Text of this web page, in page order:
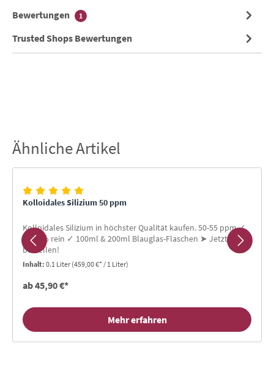
Bewertungen
1
Trusted Shops Bewertungen
Produktgalerie überspringen
Ähnliche Artikel
Kolloidales Silizium 50 ppm
Kolloidales Silizium in höchster Qualität kaufen. 50-55 ppm ✓
99,99% rein ✓ 100ml & 200ml Blauglas-Flaschen ➤ Jetzt
bestellen!
Inhalt: 0.1 Liter (459,00 €* / 1 Liter)
ab 45,90 €*
Mehr erfahren